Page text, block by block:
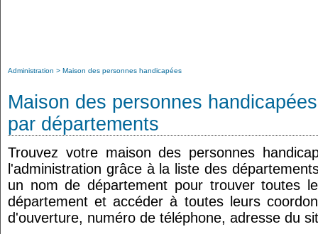
Administration Maison des personnes handicapées
Maison des personnes
par départements
Trouvez votre maison des personnes
l'administration grâce à la liste des
un nom de département pour trouver toutes
département et accéder à toutes leurs
d'ouverture, numéro de téléphone, adresse du